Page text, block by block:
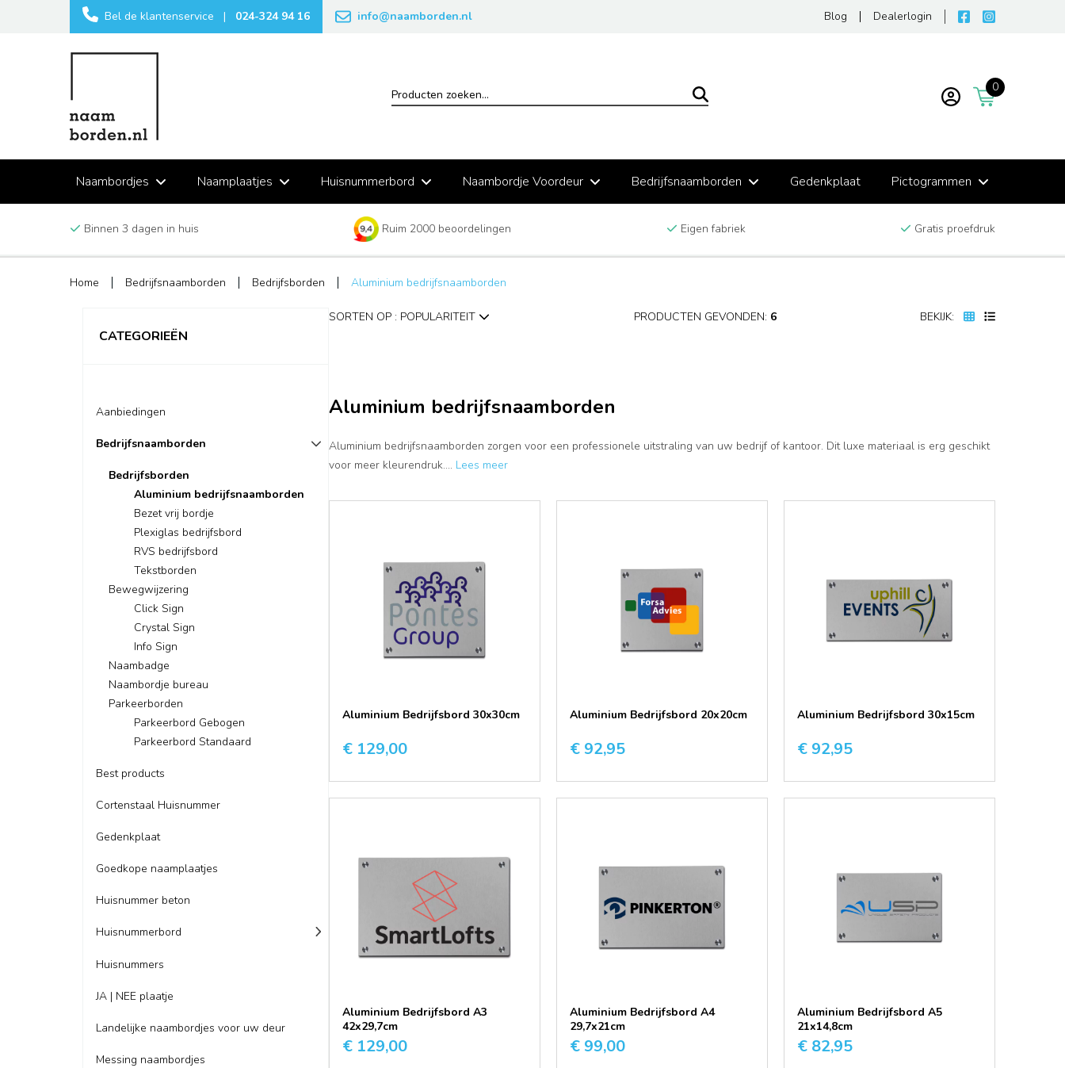
Bel de klantenservice | 024-324 94 16 info@naamborden.nl Blog Dealerlogin
0
Naambordjes Naamplaatjes Huisnummerbord Naambordje Voordeur Bedrijfsnaamborden Gedenkplaat Pictogrammen
Binnen 3 dagen in huis Ruim 2000 beoordelingen Eigen fabriek Gratis proefdruk
Home Bedrijfsnaamborden Bedrijfsborden Aluminium bedrijfsnaamborden
CATEGORIEËN
Aanbiedingen
Bedrijfsnaamborden
Bedrijfsborden
Aluminium bedrijfsnaamborden
Bezet vrij bordje
Plexiglas bedrijfsbord
RVS bedrijfsbord
Tekstborden
Bewegwijzering
Click Sign
Crystal Sign
Info Sign
Naambadge
Naambordje bureau
Parkeerborden
Parkeerbord Gebogen
Parkeerbord Standaard
Best products
Cortenstaal Huisnummer
Gedenkplaat
Goedkope naamplaatjes
Huisnummer beton
Huisnummerbord
Huisnummers
JA | NEE plaatje
Landelijke naambordjes voor uw deur
Messing naambordjes
SORTEN OP : POPULARITEIT PRODUCTEN GEVONDEN: 6 BEKIJK:
Aluminium bedrijfsnaamborden
Aluminium bedrijfsnaamborden zorgen voor een professionele uitstraling van uw bedrijf of kantoor. Dit luxe materiaal is erg geschikt
voor meer kleurendruk.... Lees meer
Aluminium Bedrijfsbord 30x30cm
€ 129,00
Aluminium Bedrijfsbord 20x20cm
€ 92,95
Aluminium Bedrijfsbord 30x15cm
€ 92,95
Aluminium Bedrijfsbord A3
42x29,7cm
€ 129,00
Aluminium Bedrijfsbord A4
29,7x21cm
€ 99,00
Aluminium Bedrijfsbord A5
21x14,8cm
€ 82,95